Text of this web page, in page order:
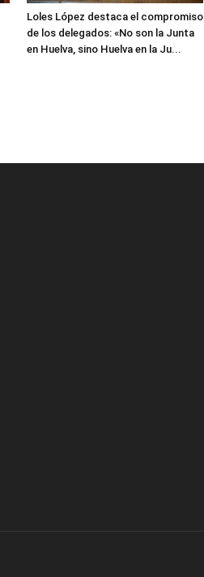
Loles López destaca el compromiso
de los delegados: «No son la Junta
en Huelva, sino Huelva en la Ju...